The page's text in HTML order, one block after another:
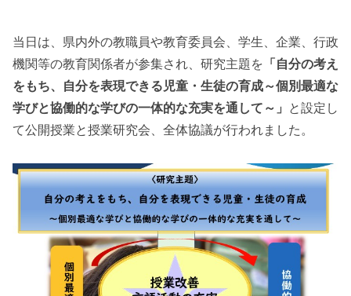
当日は、県内外の教職員や教育委員会、学生、企業、行政
機関等の教育関係者が参集され、研究主題を 「自分の考え
をもち、自分を表現できる児童・生徒の育成～個別最適な
学びと協働的な学びの一体的な充実を通して～」 と設定し
て公開授業と授業研究会、全体協議が行われました。